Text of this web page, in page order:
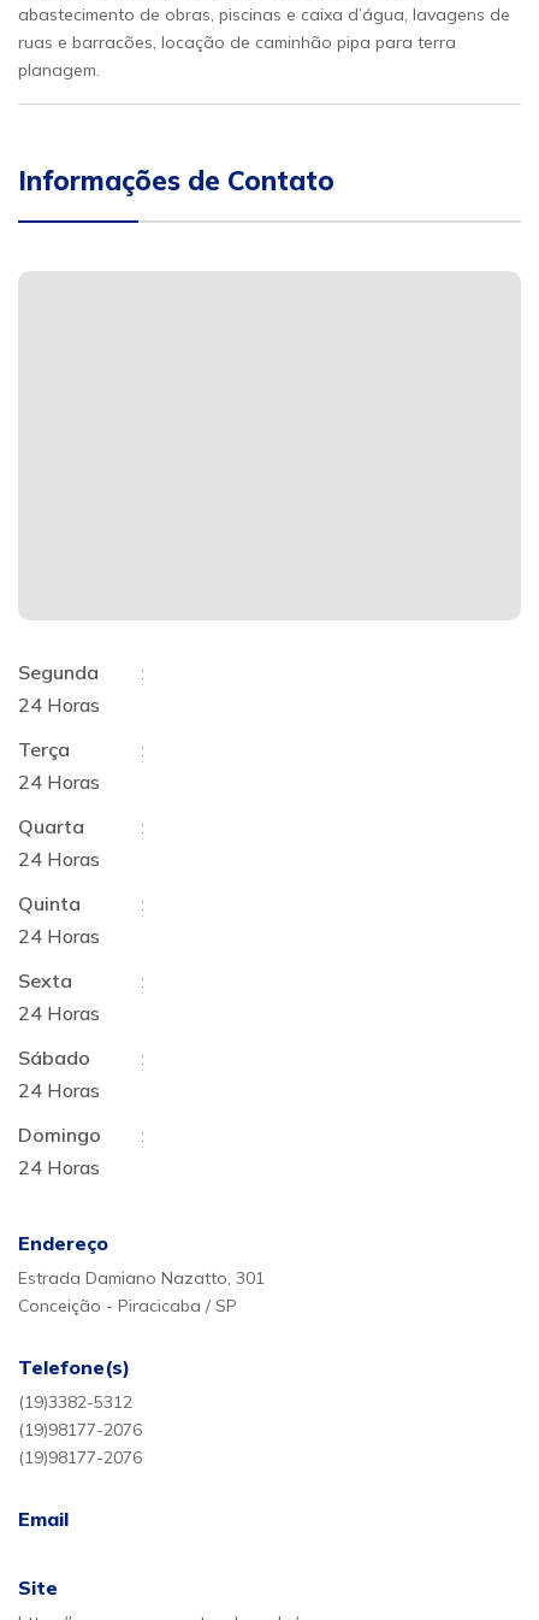
abastecimento de obras, piscinas e caixa d’água, lavagens de
ruas e barracões, locação de caminhão pipa para terra
planagem.
Informações de Contato
Segunda
:
24 Horas
Terça
:
24 Horas
Quarta
:
24 Horas
Quinta
:
24 Horas
Sexta
:
24 Horas
Sábado
:
24 Horas
Domingo
:
24 Horas
Endereço
Estrada Damiano Nazatto, 301
Conceição - Piracicaba / SP
Telefone(s)
(19)3382-5312
(19)98177-2076
(19)98177-2076
Email
Site